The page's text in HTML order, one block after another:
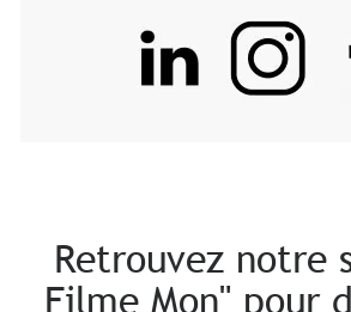
Retrouvez notre
Filme Mon" pour